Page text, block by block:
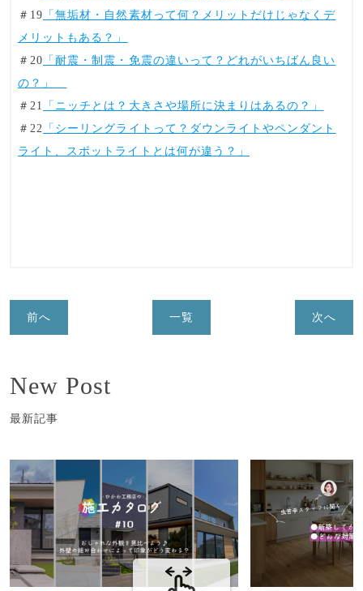
＃19 「無垢材・自然素材って何？メリットだけじゃなくデ
メリットもある？」
＃20 「耐震・制震・免震の違いって？どれがいちばん良い
の？」
＃21
「ニッチとは？大きさや場所に決まりはあるの？」
＃22 「シーリングライトって？ダウンライトやペンダント
ライト、スポットライトとは何が違う？」
前へ 一覧 次へ
New Post
最新記事